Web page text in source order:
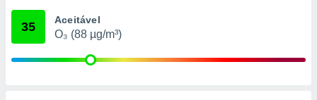
através
35 Aceitável
O₃ (88 µg/m³)